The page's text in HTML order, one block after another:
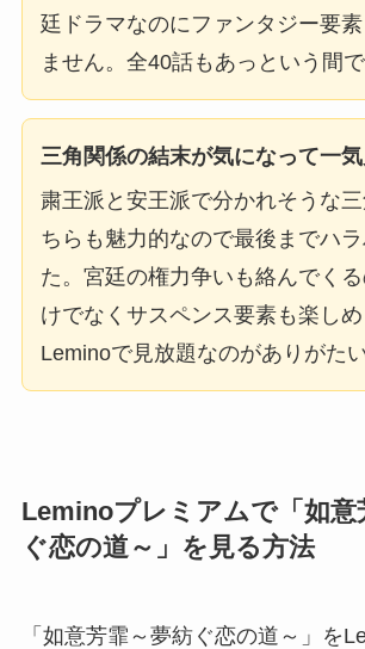
廷ドラマなのにファンタジー要
ません。全40話もあっという間で
三角関係の結末が気になって一気
粛王派と安王派で分かれそうな
ちらも魅力的なので最後までハ
た。宮廷の権力争いも絡んでく
けでなくサスペンス要素も楽しめ
Leminoで見放題なのがありがたい
Leminoプレミアムで「如意
ぐ恋の道～」を見る方法
「如意芳霏～夢紡ぐ恋の道～」を